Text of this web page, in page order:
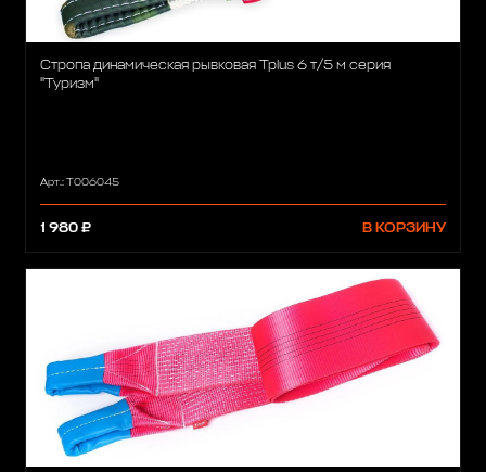
Стропа динамическая рывковая Tplus 6 т/5 м серия
"Туризм"
Арт.: Т006045
1 980 ₽ В КОРЗИНУ